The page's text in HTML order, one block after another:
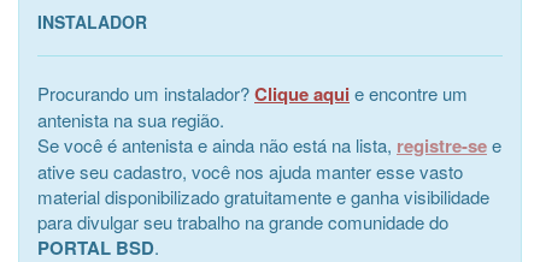
INSTALADOR
Procurando um instalador?Clique aqui e encontre um
antenista na sua região.
Se você é antenista e ainda não está na lista, registre-see
ative seu cadastro, você nos ajuda manter esse vasto
material disponibilizado gratuitamente e ganha visibilidade
para divulgar seu trabalho na grande comunidade do
PORTAL BSD.